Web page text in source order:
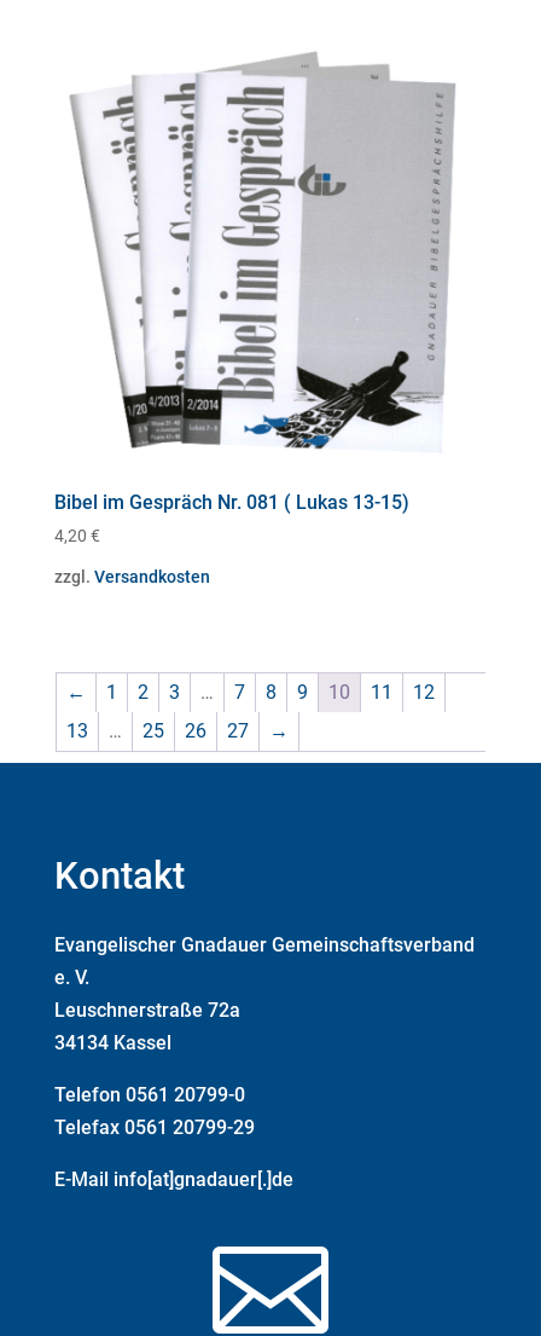
Bibel im Gespräch Nr. 081 ( Lukas 13-15)
4,20 €
zzgl. Versandkosten
← 1 2 3 … 7 8 9 10 11
12
13
… 25 26 27 →
Kontakt
Evangelischer Gnadauer Gemeinschaftsverband
e. V.
Leuschnerstraße 72a
34134 Kassel
Telefon 0561 20799-0
Telefax 0561 20799-29
E-Mail info[at]gnadauer[.]de
